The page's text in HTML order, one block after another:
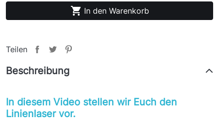
 In den Warenkorb
Teilen
Beschreibung
In diesem Video stellen wir Euch den
Linienlaser vor.